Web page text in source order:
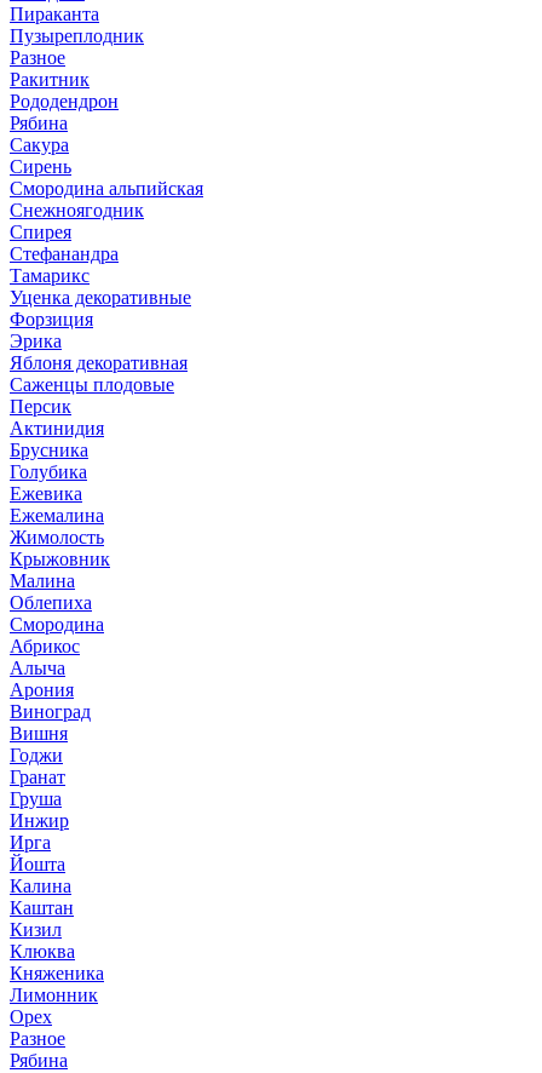
Пираканта
Пузыреплодник
Разное
Ракитник
Рододендрон
Рябина
Сакура
Сирень
Смородина альпийская
Снежноягодник
Спирея
Стефанандра
Тамарикс
Уценка декоративные
Форзиция
Эрика
Яблоня декоративная
Саженцы плодовые
Персик
Актинидия
Брусника
Голубика
Ежевика
Ежемалина
Жимолость
Крыжовник
Малина
Облепиха
Смородина
Абрикос
Алыча
Арония
Виноград
Вишня
Годжи
Гранат
Груша
Инжир
Ирга
Йошта
Калина
Каштан
Кизил
Клюква
Княженика
Лимонник
Орех
Разное
Рябина